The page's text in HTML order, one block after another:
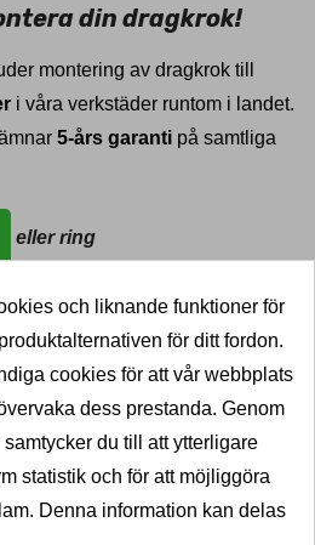
din dragkrok!
montering av dragkrok till
i våra verkstäder runtom i landet.
5-års garanti på samtliga
eller ring
och liknande funktioner för
för ditt fordon.
cookies för att vår webbplats
dess prestanda. Genom
du till att ytterligare
statistik och för att möjliggöra
Denna information kan delas